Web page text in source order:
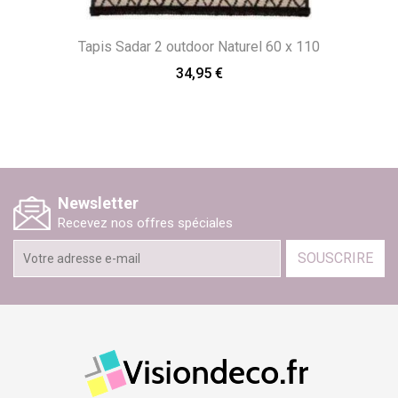
Tapis Sadar 2 outdoor Naturel 60 x 110
34,95 €
Newsletter
Recevez nos offres spéciales
SOUSCRIRE